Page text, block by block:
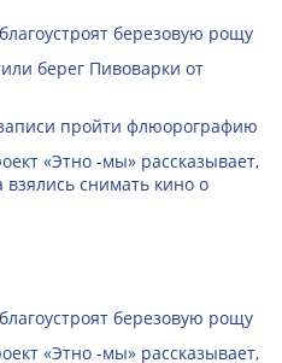
березовую рощу
берег Пивоварки от
пройти флюорографию
«Этно -мы» рассказывает,
снимать кино о
березовую рощу
«Этно -мы» рассказывает,